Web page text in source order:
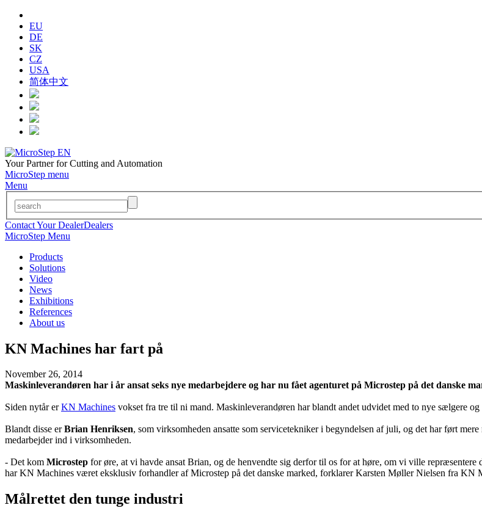
EU
DE
SK
CZ
USA
简体中文
Your Partner for Cutting and Automation
MicroStep menu
Menu
Contact Your DealerDealers
MicroStep Menu
Products
Solutions
Video
News
Exhibitions
References
About us
KN Machines har fart på
November 26, 2014
Maskinleverandøren har i år ansat seks nye medarbejdere og har nu fået agenturet på Microstep på det danske
Siden nytår erKN Machines vokset fra tre til ni mand. Maskinleverandøren har blandt andet udvidet med to nye sælgere
Blandt disse erBrian Henriksen, som virksomheden ansatte som servicetekniker i begyndelsen af juli, og det har ført
medarbejder ind i virksomheden.
- Det kom Microstep for øre, at vi havde ansat Brian, og de henvendte sig derfor til os for at høre, om vi ville repræsentere
har KN Machines været eksklusiv forhandler af Microstep på det danske marked, forklarer Karsten Møller Nielsen fra KN
Målrettet den tunge industri